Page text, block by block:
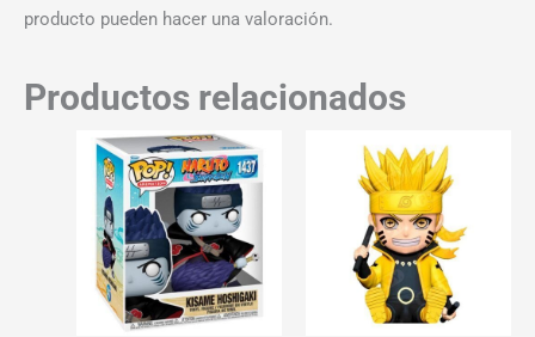
producto pueden hacer una valoración.
Productos relacionados